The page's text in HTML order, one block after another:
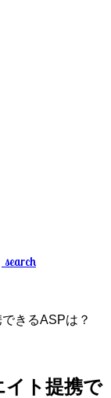
search
きるASPは？
イト提携で